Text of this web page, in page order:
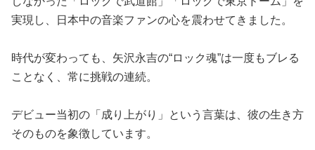
実現し、日本中の音楽ファンの心を震わせてきました。
時代が変わっても、矢沢永吉の“ロック魂”は一度もブレる
ことなく、常に挑戦の連続。
デビュー当初の「成り上がり」という言葉は、彼の生き方
そのものを象徴しています。